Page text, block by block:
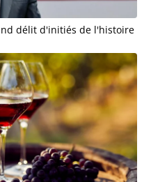
délit d'initiés de l'histoire